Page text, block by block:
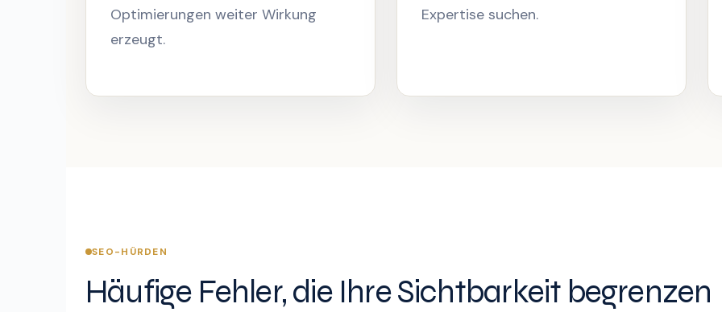
Optimierungen weiter Wirkung
erzeugt.
Expertise suchen.
SEO-HÜRDEN
Häufige Fehler, die Ihre Sichtbarkeit begrenzen